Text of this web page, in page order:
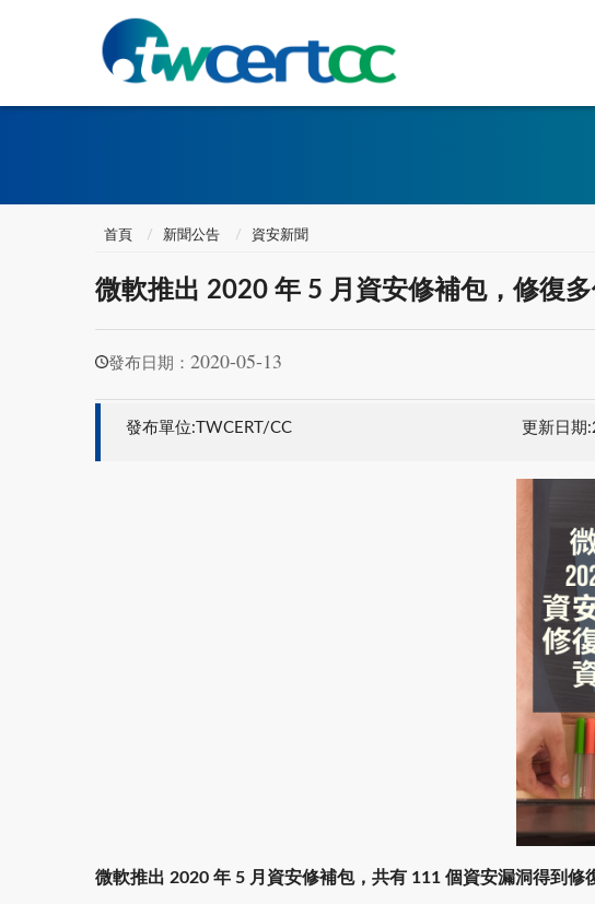
首頁 新聞公告 資安新聞
微軟推出 2020 年 5 月資安修補包，修復
發布日期： 2020-05-13
發布單位:TWCERT/CC 更新日
微軟推出 2020 年 5 月資安修補包，共有 111 個資安漏洞得到修